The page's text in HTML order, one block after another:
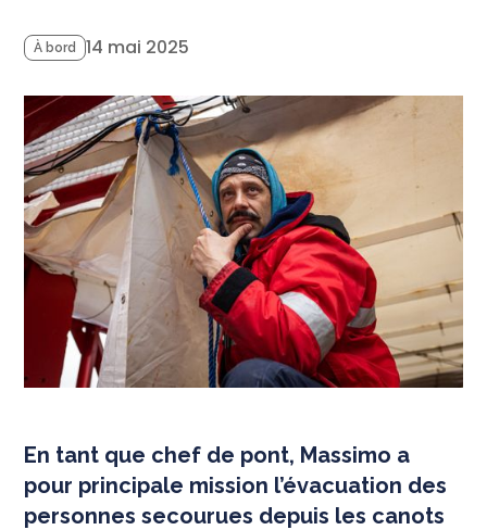
À bord 14 mai 2025
En tant que chef de pont, Massimo a
pour principale mission l’évacuation des
personnes secourues depuis les canots